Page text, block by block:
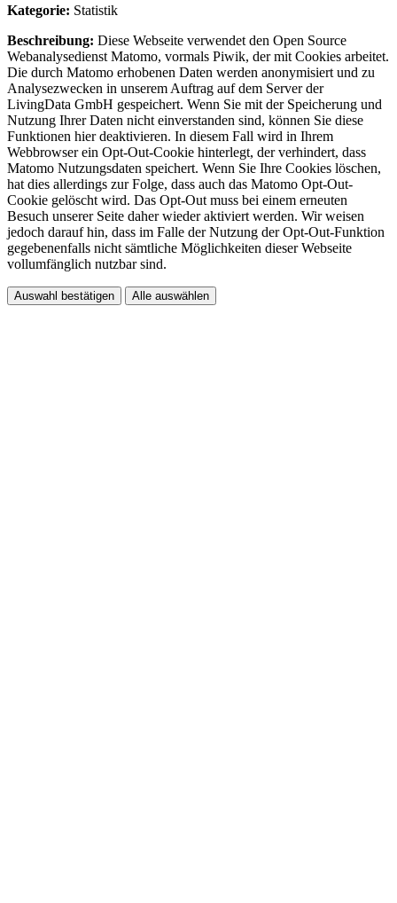
Kategorie: Statistik
Beschreibung: Diese Webseite verwendet den Open Source
Webanalysedienst Matomo, vormals Piwik, der mit Cookies arbeitet.
Die durch Matomo erhobenen Daten werden anonymisiert und zu
Analysezwecken in unserem Auftrag auf dem Server der
LivingData GmbH gespeichert. Wenn Sie mit der Speicherung und
Nutzung Ihrer Daten nicht einverstanden sind, können Sie diese
Funktionen hier deaktivieren. In diesem Fall wird in Ihrem
Webbrowser ein Opt-Out-Cookie hinterlegt, der verhindert, dass
Matomo Nutzungsdaten speichert. Wenn Sie Ihre Cookies löschen,
hat dies allerdings zur Folge, dass auch das Matomo Opt-Out-
Cookie gelöscht wird. Das Opt-Out muss bei einem erneuten
Besuch unserer Seite daher wieder aktiviert werden. Wir weisen
jedoch darauf hin, dass im Falle der Nutzung der Opt-Out-Funktion
gegebenenfalls nicht sämtliche Möglichkeiten dieser Webseite
vollumfänglich nutzbar sind.
Auswahl bestätigen Alle auswählen